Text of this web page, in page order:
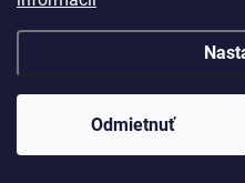
Odmietnuť